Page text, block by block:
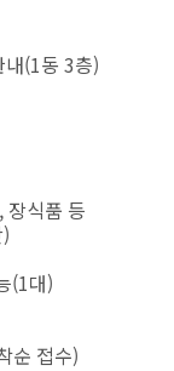
(1동 3층)
장식품 등
(1대)
순 접수)